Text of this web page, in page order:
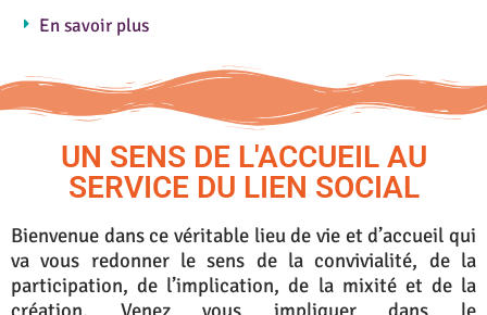
En savoir plus
UN SENS DE L'ACCUEIL AU
SERVICE DU LIEN SOCIAL
Bienvenue dans ce véritable lieu de vie et d’accueil qui
va vous redonner le sens de la convivialité, de la
participation, de l’implication, de la mixité et de la